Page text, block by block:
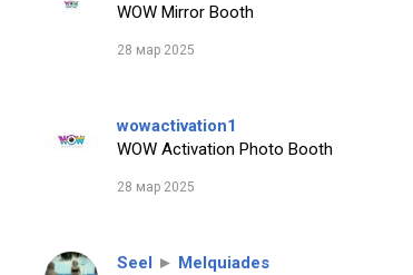
WOW Mirror Booth
28 мар 2025
wowactivation1
WOW Activation Photo Booth
28 мар 2025
Seel ► Melquiades